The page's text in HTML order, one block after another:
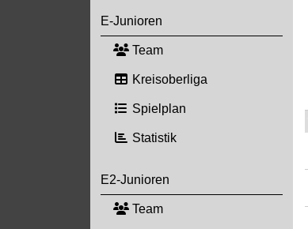
E-Junioren
Team
Kreisoberliga
Spielplan
Statistik
E2-Junioren
Team